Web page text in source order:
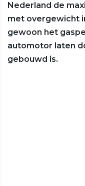
Nederland de
met overgewicht
gewoon het
automotor laten
gebouwd is.